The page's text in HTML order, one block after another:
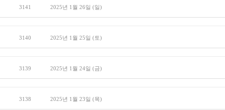
3141 2025년 1월 26일 (일)
3140 2025년 1월 25일 (토)
3139 2025년 1월 24일 (금)
3138 2025년 1월 23일 (목)